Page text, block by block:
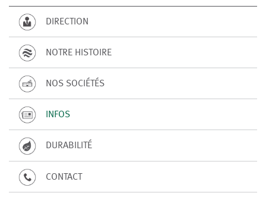
DIRECTION
NOTRE HISTOIRE
NOS SOCIÉTÉS
INFOS
DURABILITÉ
CONTACT